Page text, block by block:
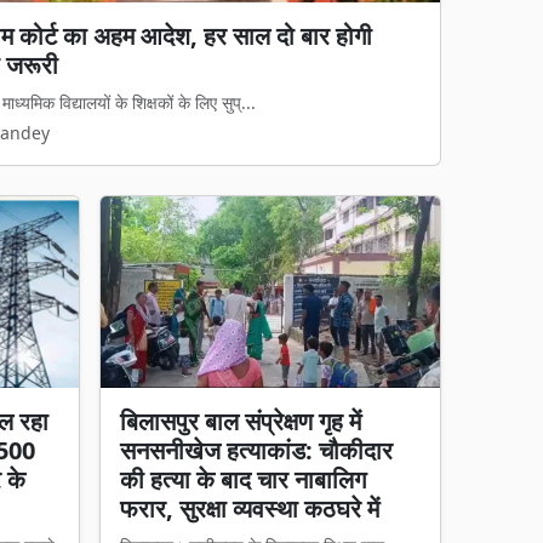
कोर्ट का अहम आदेश, हर साल दो बार होगी
जरूरी
विद्यालयों के शिक्षकों के लिए सुप्...
लागू: अवैध धर्मांतरण पर सख्त शिकंजा, गृह
का डर दिखेगा'
पर अब नया कानूनी ढांचा पूरी तरह ...
रहा
के
बिलासपुर बाल संप्रेक्षण गृह में
सनसनीखेज हत्याकांड: चौकीदार
की हत्या के बाद चार नाबालिग
फरार, सुरक्षा व्यवस्था कठघरे में